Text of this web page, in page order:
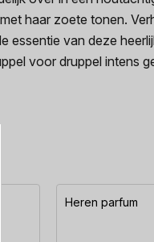
haar zoete tonen.
essentie van deze
voor druppel intens
Heren parfum